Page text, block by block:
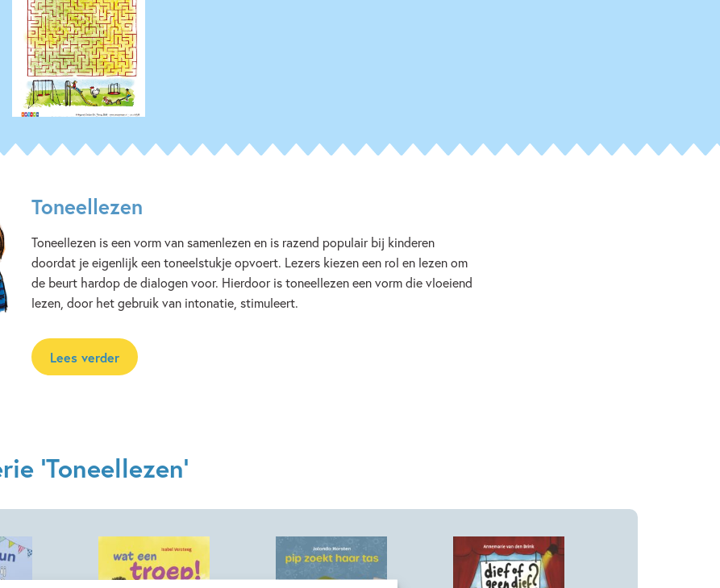
Toneellezen
Toneellezen is een vorm van samenlezen en is razend populair bij kinderen
doordat je eigenlijk een toneelstukje opvoert. Lezers kiezen een rol en lezen om
de beurt hardop de dialogen voor. Hierdoor is toneellezen een vorm die vloeiend
lezen, door het gebruik van intonatie, stimuleert.
Lees verder
'Toneellezen'